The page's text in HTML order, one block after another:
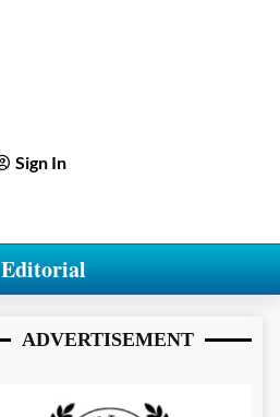
Sign In
Editorial
ADVERTISEMENT